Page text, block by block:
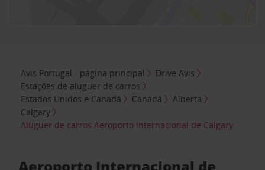
Avis Portugal - página principal
Drive Avis
Estações de aluguer de carros
Estados Unidos e Canadá
Canadá
Alberta
Calgary
Aluguer de carros Aeroporto Internacional de Calgary
Aeroporto Internacional de